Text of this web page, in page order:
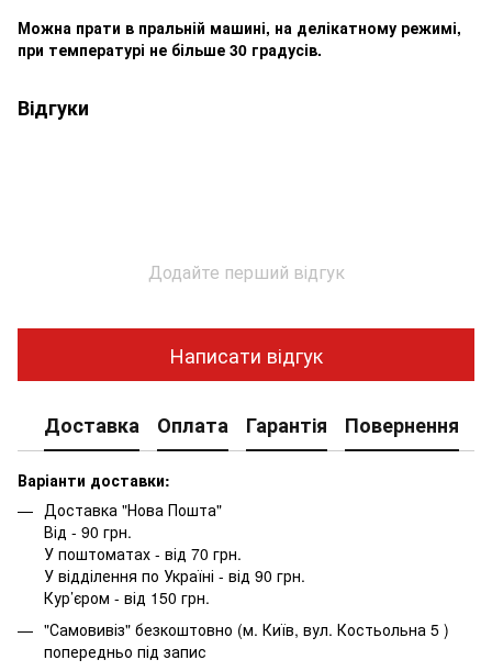
Можна прати в пральній машині, на делікатному режимі,
при температурі не більше 30 градусів.
Відгуки
Додайте перший відгук
Написати відгук
Доставка Оплата Гарантія Повернення
Варіанти доставки:
Доставка "Нова Пошта"
Від - 90 грн.
У поштоматах - від 70 грн.
У відділення по Україні - від 90 грн.
Кур’єром - від 150 грн.
"Самовивіз" безкоштовно (м. Київ, вул. Костьольна 5 )
попередньо під запис